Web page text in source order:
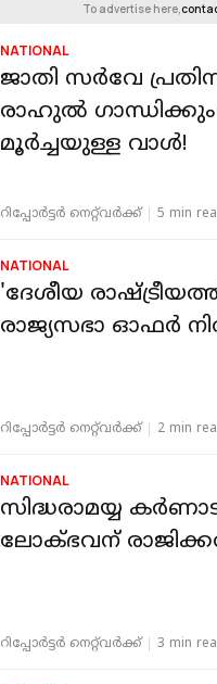
To advertise here,
NATIONAL
ജാതി സർവേ
രാഹുൽ ഗാന്ധിക്കും
മൂർച്ചയുള്ള വാൾ!
റിപ്പോർട്ടർ നെറ്റ്‌വര്‍ക്ക്‌ 5 min
NATIONAL
'ദേശീയ
രാജ്യസഭാ ഓഫര്‍
റിപ്പോർട്ടർ നെറ്റ്‌വര്‍ക്ക്‌ 2 min
NATIONAL
സിദ്ധരാമയ്യ
ലോക്ഭവന്
റിപ്പോർട്ടർ നെറ്റ്‌വര്‍ക്ക്‌ 3 min